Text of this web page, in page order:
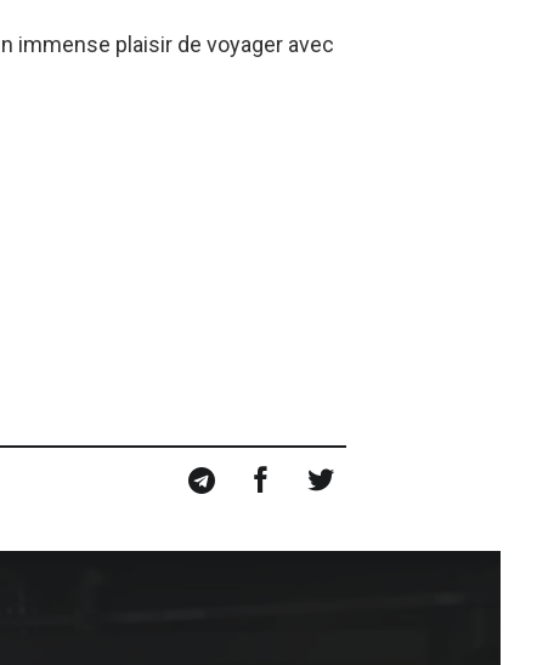
immense plaisir de voyager avec